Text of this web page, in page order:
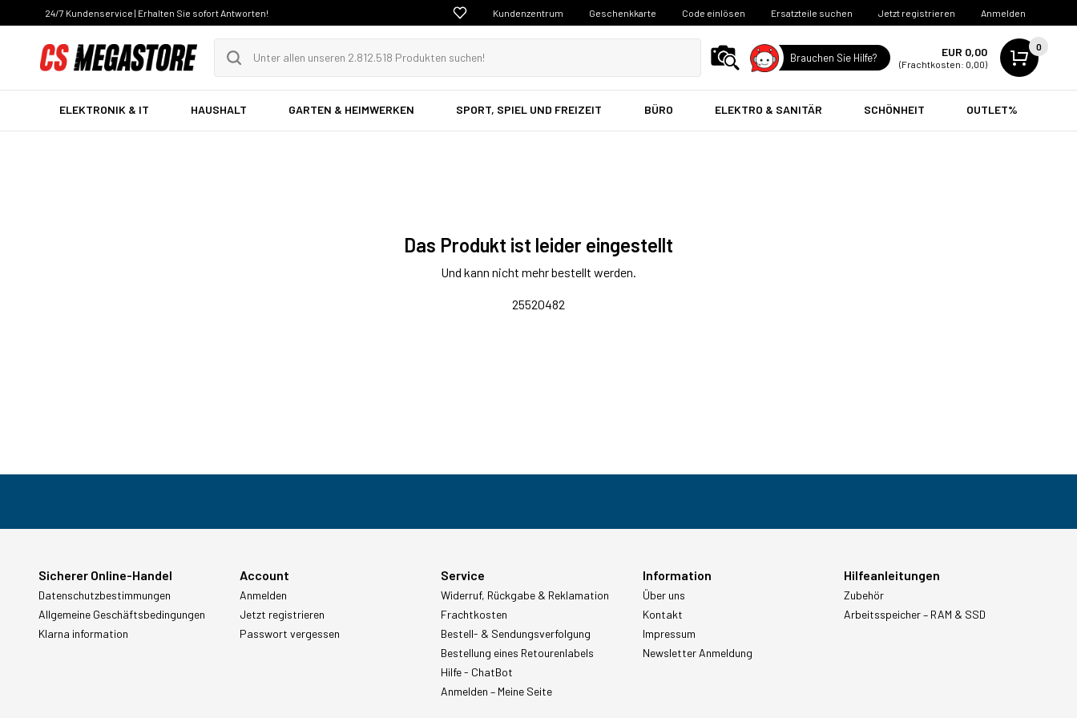
24/7 Kundenservice | Erhalten Sie sofort Antworten! Kundenzentrum Geschenkkarte Code einlösen Ersatzteile suchen Jetzt registrieren Anmelden
Brauchen Sie Hilfe? EUR 0,00
(Frachtkosten: 0,00)
0
ELEKTRONIK & IT HAUSHALT GARTEN & HEIMWERKEN SPORT, SPIEL UND FREIZEIT BÜRO ELEKTRO & SANITÄR SCHÖNHEIT OUTLET%
Das Produkt ist leider eingestellt
Und kann nicht mehr bestellt werden.
25520482
Sicherer Online-Handel
Datenschutzbestimmungen
Allgemeine Geschäftsbedingungen
Klarna information
Account
Anmelden
Jetzt registrieren
Passwort vergessen
Service
Widerruf, Rückgabe & Reklamation
Frachtkosten
Bestell- & Sendungsverfolgung
Bestellung eines Retourenlabels
Hilfe - ChatBot
Anmelden – Meine Seite
Information
Über uns
Kontakt
Impressum
Newsletter Anmeldung
Hilfeanleitungen
Zubehör
Arbeitsspeicher – RAM & SSD